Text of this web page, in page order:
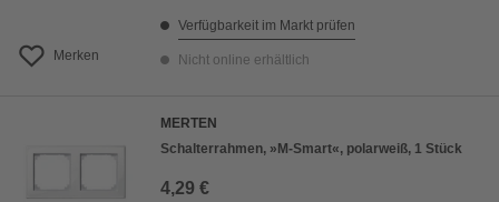
Merken
Verfügbarkeit im Markt prüfen
Nicht online erhältlich
MERTEN
Schalterrahmen, »M-Smart«, polarweiß, 1 Stück
4,29 €